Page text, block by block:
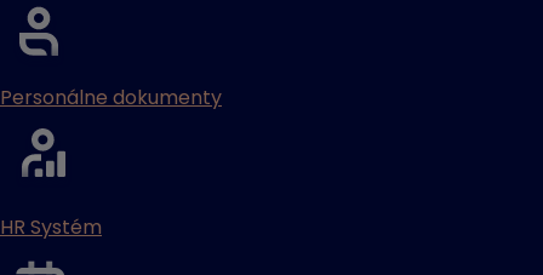
Personálne dokumenty
HR Systém